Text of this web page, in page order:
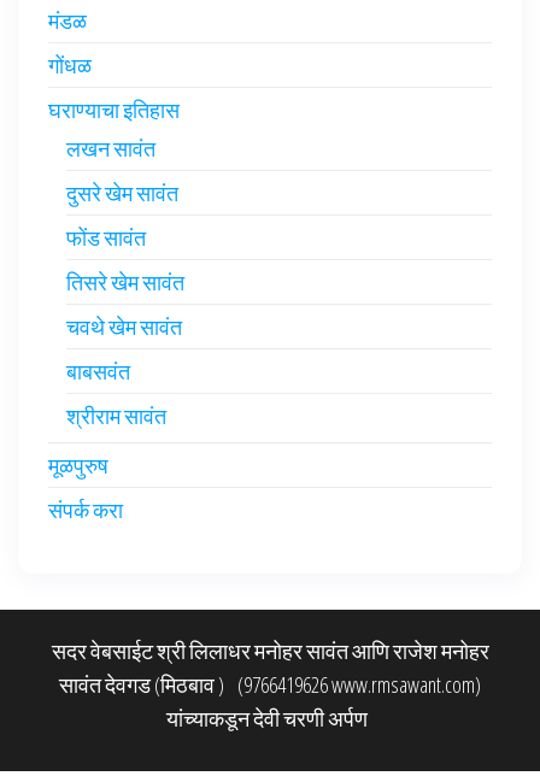
मंडळ
गोंधळ
घराण्याचा इतिहास
लखन सावंत
दुसरे खेम सावंत
फोंड सावंत
तिसरे खेम सावंत
चवथे खेम सावंत
बाबसवंत
श्रीराम सावंत
मूळपुरुष
संपर्क करा
सदर वेबसाईट श्री लिलाधर मनोहर सावंत आणि राजेश मनोहर
सावंत देवगड (मिठबाव ) (9766419626 www.rmsawant.com)
यांच्याकडून देवी चरणी अर्पण